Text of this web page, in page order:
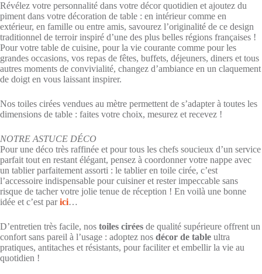
Révélez votre personnalité dans votre décor quotidien et ajoutez du
piment dans votre décoration de table : en intérieur comme en
extérieur, en famille ou entre amis, savourez l’originalité de ce design
traditionnel de terroir inspiré d’une des plus belles régions françaises !
Pour votre table de cuisine, pour la vie courante comme pour les
grandes occasions, vos repas de fêtes, buffets, déjeuners, diners et tous
autres moments de convivialité, changez d’ambiance en un claquement
de doigt en vous laissant inspirer.
Nos toiles cirées vendues au mètre permettent de s’adapter à toutes les
dimensions de table : faites votre choix, mesurez et recevez !
NOTRE ASTUCE DÉCO
Pour une déco très raffinée et pour tous les chefs soucieux d’un service
parfait tout en restant élégant, pensez à coordonner votre nappe avec
un tablier parfaitement assorti : le tablier en toile cirée, c’est
l’accessoire indispensable pour cuisiner et rester impeccable sans
risque de tacher votre jolie tenue de réception ! En voilà une bonne
idée et c’est parici…
D’entretien très facile, nos toiles cirées de qualité supérieure offrent un
confort sans pareil à l’usage : adoptez nos décor de table ultra
pratiques, antitaches et résistants, pour faciliter et embellir la vie au
quotidien !